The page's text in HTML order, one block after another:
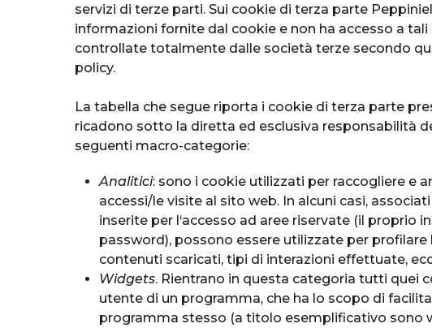
servizi di terze parti. Sui cookie di terza parte
informazioni fornite dal cookie e non ha accesso a
controllate totalmente dalle società terze secondo
policy.
La tabella che segue riporta i cookie di terza parte
ricadono sotto la diretta ed esclusiva responsabilità
seguenti macro-categorie:
Analitici: sono i cookie utilizzati per raccogliere e
accessi/le visite al sito web. In alcuni casi,
inserite per l‘accesso ad aree riservate (il proprio
password), possono essere utilizzate per
contenuti scaricati, tipi di interazioni effettuate,
Widgets. Rientrano in questa categoria tutti quei
utente di un programma, che ha lo scopo di
programma stesso (a titolo esemplificativo sono